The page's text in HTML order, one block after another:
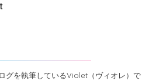
グを執筆しているViolet（ヴィオレ）で